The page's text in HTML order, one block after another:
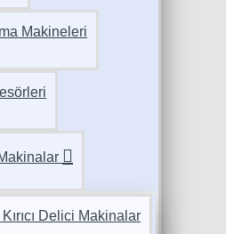
Makineleri
Delici Makinalar